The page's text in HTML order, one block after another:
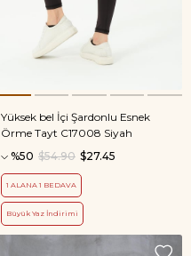
Yüksek bel İçi Şardonlu Esnek
Örme Tayt C17008 Siyah
%50
$27.45
$54.90
1 ALANA 1 BEDAVA
Büyük Yaz İndirimi